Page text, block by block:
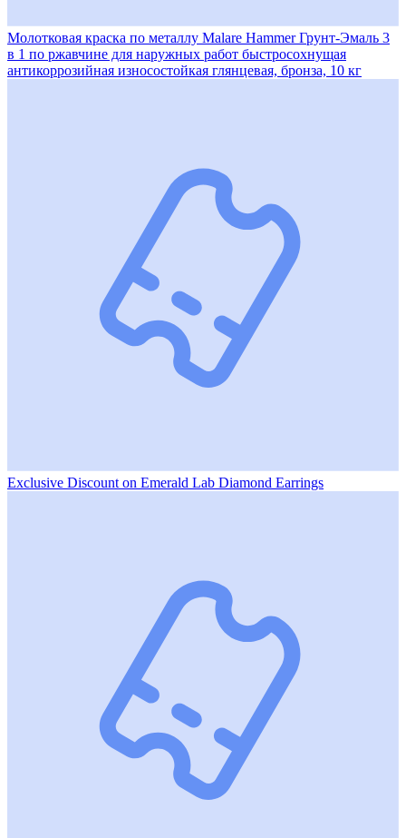
Молотковая краска по металлу Malare Hammer Грунт-Эмаль 3
в 1 по ржавчине для наружных работ быстросохнущая
антикоррозийная износостойкая глянцевая, бронза, 10 кг
Exclusive Discount on Emerald Lab Diamond Earrings